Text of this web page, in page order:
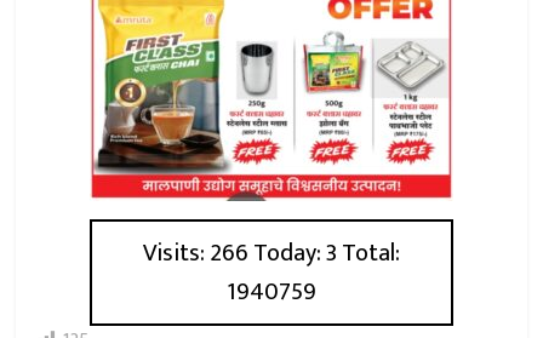
Visits: 266 Today: 3 Total:
1940759